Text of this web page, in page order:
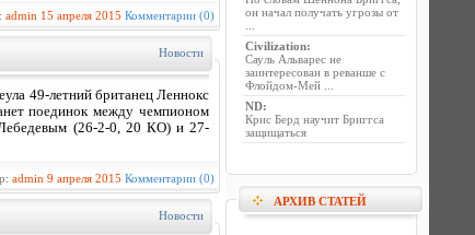
admin 15 апреля 2015 Комментарии (0)
Новости
49-летний британец Леннокс
поединок между чемпионом
(26-2-0, 20 КО) и 27-
admin 9 апреля 2015 Комментарии (0)
Новости
он начал получать угрозы от
Civilization:
Сауль Альварес не
заинтересован в реванше с
Флойдом-Мей ...
ND:
Крис Берд научит Бриггса
защищаться
АРХИВ СТАТЕЙ